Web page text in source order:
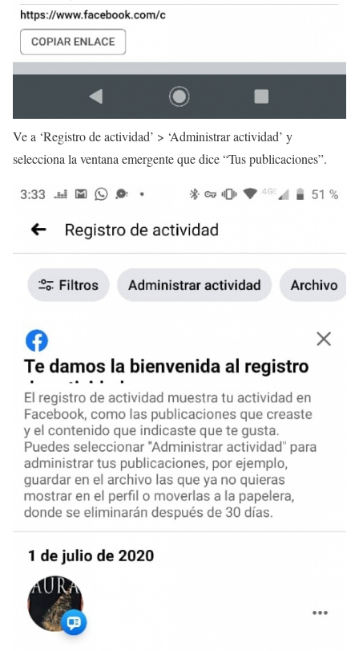
Ve a ‘Registro de actividad’ > ‘Administrar actividad’ y
selecciona la ventana emergente que dice “Tus publicaciones”.